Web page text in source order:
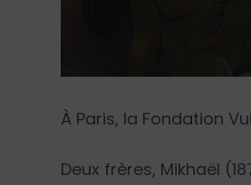
À Paris, la Fondation
Deux frères, Mikhaël